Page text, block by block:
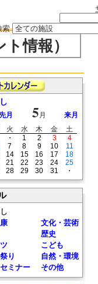
索
情報）
月 5 月
来月
火 水 木 金
土
・ 1 2 3
4
7 8 9 10
11
14 15 16 17
18
21 22 23 24
25
28 29 30 31 ・
文化・芸術
歴史
こども
り
自然・環境
ミナー
その他